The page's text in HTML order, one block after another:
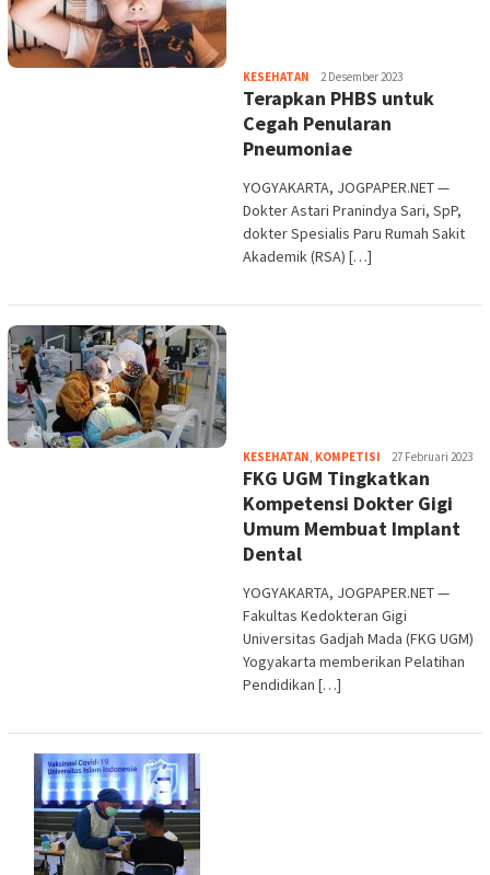
KESEHATAN Heri
Purwata
2 Desember 2023
Terapkan PHBS untuk
Cegah Penularan
Pneumoniae
YOGYAKARTA, JOGPAPER.NET —
Dokter Astari Pranindya Sari, SpP,
dokter Spesialis Paru Rumah Sakit
Akademik (RSA) […]
KESEHATAN, KOMPETISI Heri
Purwata
27 Februari 2023
FKG UGM Tingkatkan
Kompetensi Dokter Gigi
Umum Membuat Implant
Dental
YOGYAKARTA, JOGPAPER.NET —
Fakultas Kedokteran Gigi
Universitas Gadjah Mada (FKG UGM)
Yogyakarta memberikan Pelatihan
Pendidikan […]